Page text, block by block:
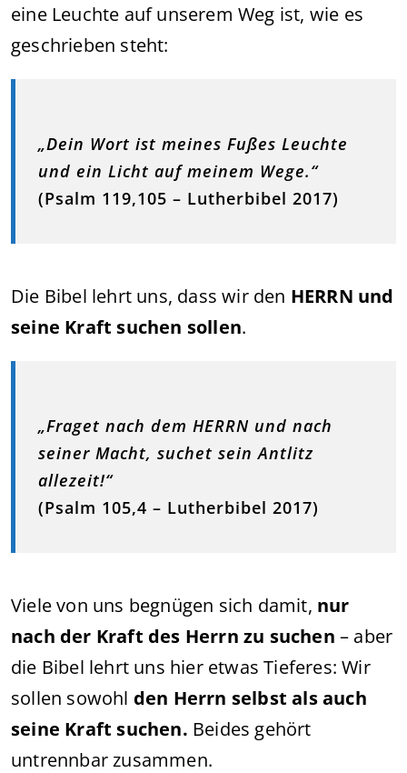
eine Leuchte auf unserem Weg ist, wie es
geschrieben steht:
„Dein Wort ist meines Fußes Leuchte
und ein Licht auf meinem Wege.“
(Psalm 119,105 – Lutherbibel 2017)
Die Bibel lehrt uns, dass wir den HERRN und
seine Kraft suchen sollen.
„Fraget nach dem HERRN und nach
seiner Macht, suchet sein Antlitz
allezeit!“
(Psalm 105,4 – Lutherbibel 2017)
Viele von uns begnügen sich damit, nur
nach der Kraft des Herrn zu suchen – aber
die Bibel lehrt uns hier etwas Tieferes: Wir
sollen sowohl den Herrn selbst als auch
seine Kraft suchen. Beides gehört
untrennbar zusammen.